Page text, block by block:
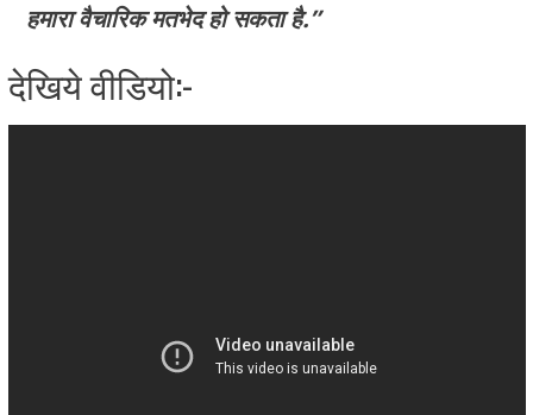
हमारा वैचारिक मतभेद हो सकता है.”
देखिये वीडियो:-